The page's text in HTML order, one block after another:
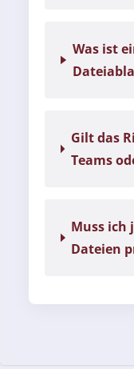
Was ist
Gilt das
Teams
Muss ich
Dateien